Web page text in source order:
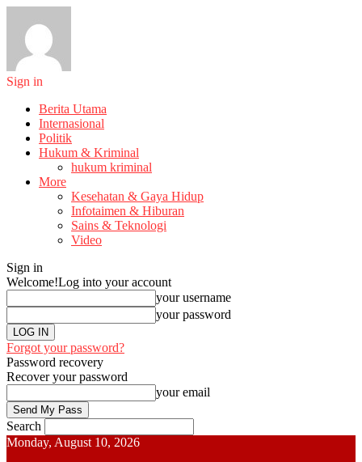
Sign in
Berita Utama
Internasional
Politik
Hukum & Kriminal
hukum kriminal
More
Kesehatan & Gaya Hidup
Infotaimen & Hiburan
Sains & Teknologi
Video
Sign in
Welcome!Log into your account
your username
your password
Forgot your password?
Password recovery
Recover your password
your email
Search
Monday, August 10, 2026